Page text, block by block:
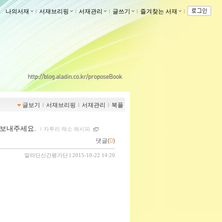
나의서재 ｌ 서재브리핑 ｌ 서재관리 ｌ 글쓰기 ｌ 즐겨찾는 서재 ｌ
글보기 ｌ 서재브리핑 ｌ 서재관리 ｌ 북플
내주세요. ｌ 자투리 채소 레시피
댓글(0)
알라딘신간평가단 l 2015-10-22 14:20